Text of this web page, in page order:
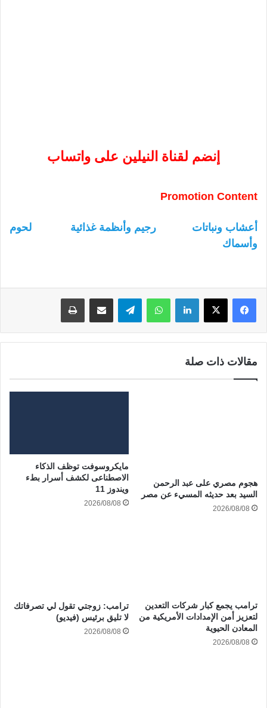
إنضم لقناة النيلين على واتساب
Promotion Content
أعشاب ونباتات رجيم وأنظمة غذائية
لحوم
وأسماك
لينكدإن واتساب
مقالات ذات صلة
هجوم مصري على عبد الرحمن
السيد بعد حديثه المسيء عن مصر
2026/08/08
مايكروسوفت توظف الذكاء
الاصطناعى لكشف أسرار بطء
ويندوز 11
2026/08/08
ترامب يجمع كبار شركات التعدين
لتعزيز أمن الإمدادات الأمريكية من
المعادن الحيوية
2026/08/08
ترامب: زوجتي تقول لي تصرفاتك
لا تليق برئيس (فيديو)
2026/08/08